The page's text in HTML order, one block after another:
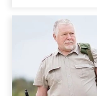
hsCRP Werte
Protein) aber